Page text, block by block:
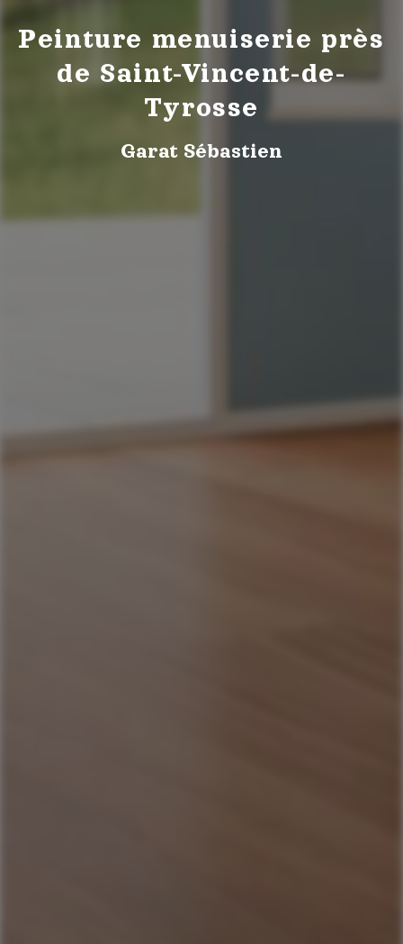
Peinture menuiserie près
de Saint-Vincent-de-
Tyrosse
Garat Sébastien